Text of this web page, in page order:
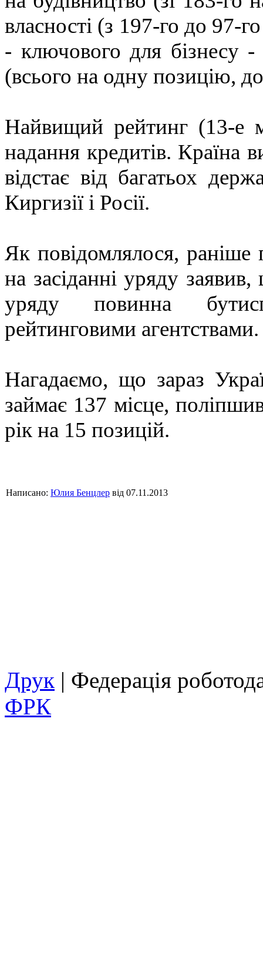
власності (з 197-го до 97-
- ключового для бізнесу -
(всього на одну позицію,
Найвищий рейтинг (13-е
надання кредитів. Країна
відстає від багатьох
Киргизії і Росії.
Як повідомлялося,
на засіданні уряду
уряду повинна
рейтинговими агентствами.
Нагадаємо, що зараз
займає 137 місце,
рік на 15 позицій.
Написано: Юлия Бенцлер від 07.11.2013
Друк | Федерація
ФРК